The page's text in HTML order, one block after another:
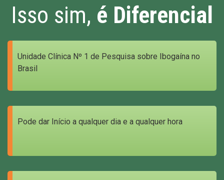
Isso sim, é Diferencial
Unidade Clínica Nº 1 de Pesquisa sobre Ibogaína no
Brasil
Pode dar Início a qualquer dia e a qualquer hora